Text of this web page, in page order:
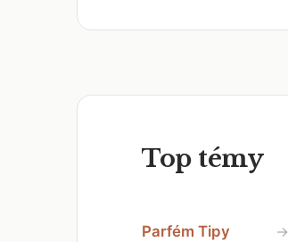
Top témy
Parfém Tipy →